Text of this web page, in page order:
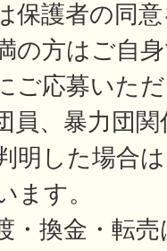
保護者の同
の方はご自
ご応募いた
員、暴力団
明した場合
ます。
・換金・転